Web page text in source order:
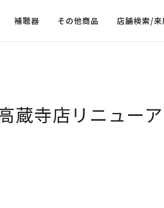
補聴器 その他商品 店舗検索/来
蔵寺店リニュー